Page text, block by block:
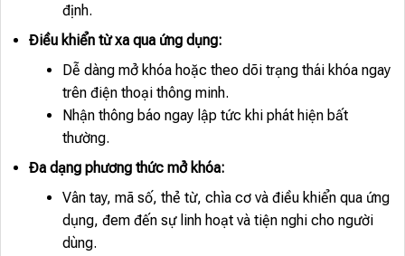
định.
Điều khiển từ xa qua ứng dụng:
Dễ dàng mở khóa hoặc theo dõi trạng thái khóa ngay
trên điện thoại thông minh.
Nhận thông báo ngay lập tức khi phát hiện bất
thường.
Đa dạng phương thức mở khóa:
Vân tay, mã số, thẻ từ, chìa cơ và điều khiển qua ứng
dụng, đem đến sự linh hoạt và tiện nghi cho người
dùng.